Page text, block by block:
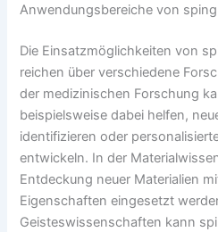
Anwendungsbereiche von
Die Einsatzmöglichkeiten von
reichen über verschiedene
der medizinischen Forschung
beispielsweise dabei helfen,
identifizieren oder
entwickeln. In der
Entdeckung neuer Materialien
Eigenschaften eingesetzt
Geisteswissenschaften kann